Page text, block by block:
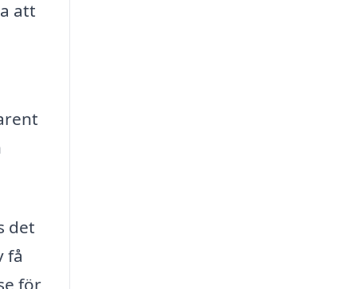
att
det
få
för